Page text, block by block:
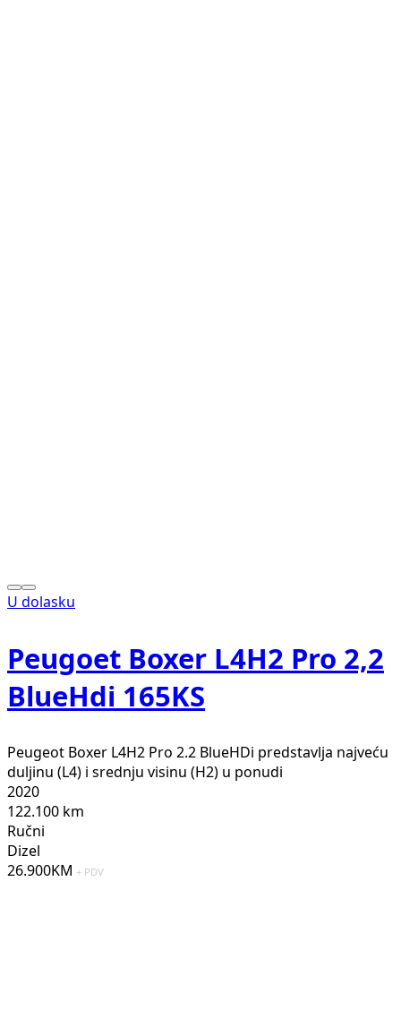
U dolasku
Peugoet Boxer L4H2 Pro 2,2
BlueHdi 165KS
Peugeot Boxer L4H2 Pro 2.2 BlueHDi predstavlja najveću
duljinu (L4) i srednju visinu (H2) u ponudi
2020
122.100 km
Ručni
Dizel
26.900KM